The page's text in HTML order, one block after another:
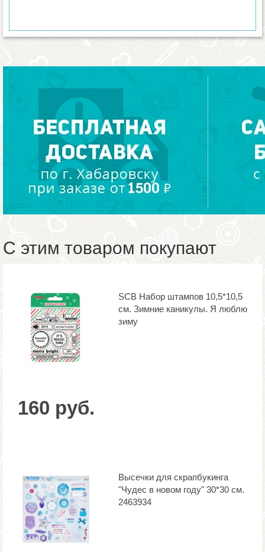
С этим товаром покупают
SCB Набор штампов 10,5*10,5
см. Зимние каникулы. Я люблю
зиму
160 руб.
Высечки для скрапбукинга
"Чудес в новом году" 30*30 см.
2463934